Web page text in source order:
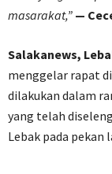
masarakat,” —
Salakanews,
menggelar rapat
dilakukan dalam
yang telah
Lebak pada pekan